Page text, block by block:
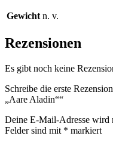
Gewicht n. v.
Rezensionen
Es gibt noch keine
Schreibe die erste
„Aare Aladin““
Deine E-Mail-Adresse wird
Felder sind mit * markiert